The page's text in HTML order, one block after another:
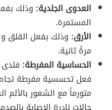
العدوى الجلدية: وذلك
المستمرة.
الأرق: وذلك بفعل القلق
مرةً ثانية.
الحساسية المفرطة:
فعل تحسسية مفرطة
متورماً مع الشعور